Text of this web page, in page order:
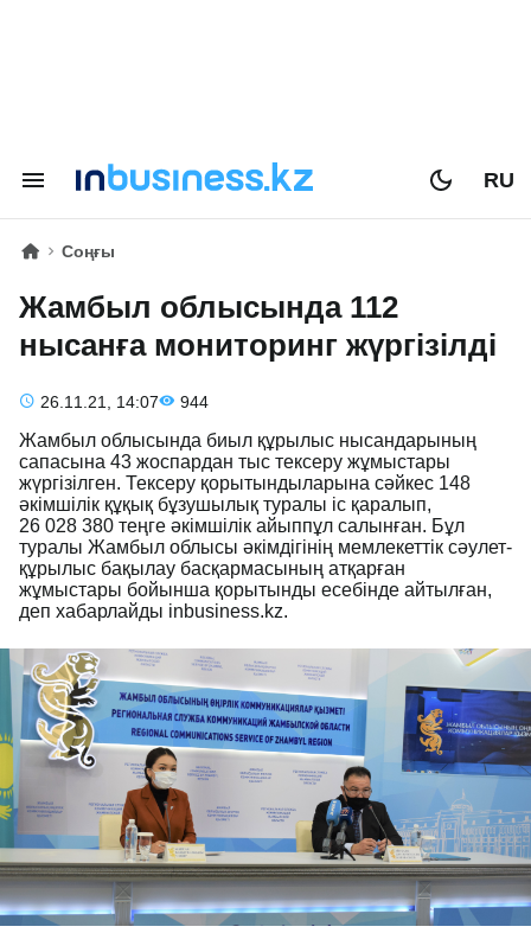
RU
Соңғы
Жамбыл облысында 112
нысанға мониторинг жүргізілді
26.11.21, 14:07 944
Жамбыл облысында биыл құрылыс нысандарының
сапасына 43 жоспардан тыс тексеру жұмыстары
жүргізілген. Тексеру қорытындыларына сәйкес 148
әкімшілік құқық бұзушылық туралы іс қаралып,
26 028 380 теңге әкімшілік айыппұл салынған. Бұл
туралы Жамбыл облысы әкімдігінің мемлекеттік сәулет-
құрылыс бақылау басқармасының атқарған
жұмыстары бойынша қорытынды есебінде айтылған,
деп хабарлайды inbusiness.kz.